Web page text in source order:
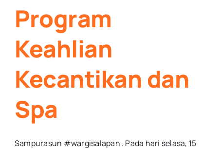
Program
Keahlian
Kecantikan dan
Spa
Sampurasun #wargisalapan . Pada hari selasa, 15